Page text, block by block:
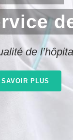
de
SAVOIR PLUS